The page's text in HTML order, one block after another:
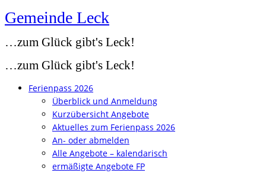
Zum
springen
Gemeinde Leck
…zum Glück gibt's Leck!
…zum Glück gibt's Leck!
Ferienpass 2026
Überblick und Anmeldung
Kurzübersicht Angebote
Aktuelles zum Ferienpass 2026
An- oder abmelden
Alle Angebote – kalendarisch
ermäßigte Angebote FP